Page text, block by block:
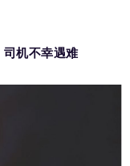
司机不幸遇难